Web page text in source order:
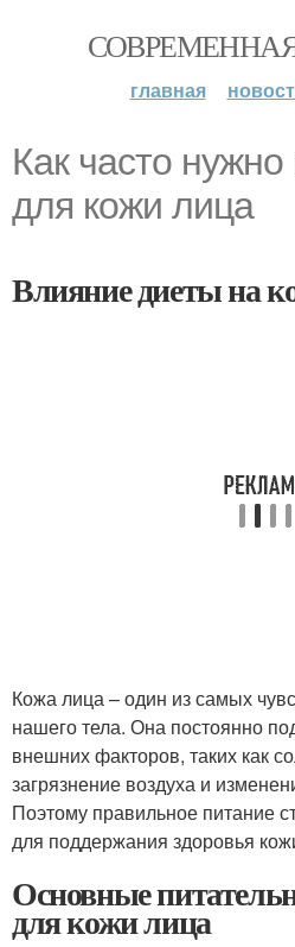
главная
Как часто
для кожи лица
Влияние диеты на
Кожа лица – один из самых
нашего тела. Она постоянно
внешних факторов, таких как
загрязнение воздуха и
Поэтому правильное питание
для поддержания здоровья
Основные
для кожи лица